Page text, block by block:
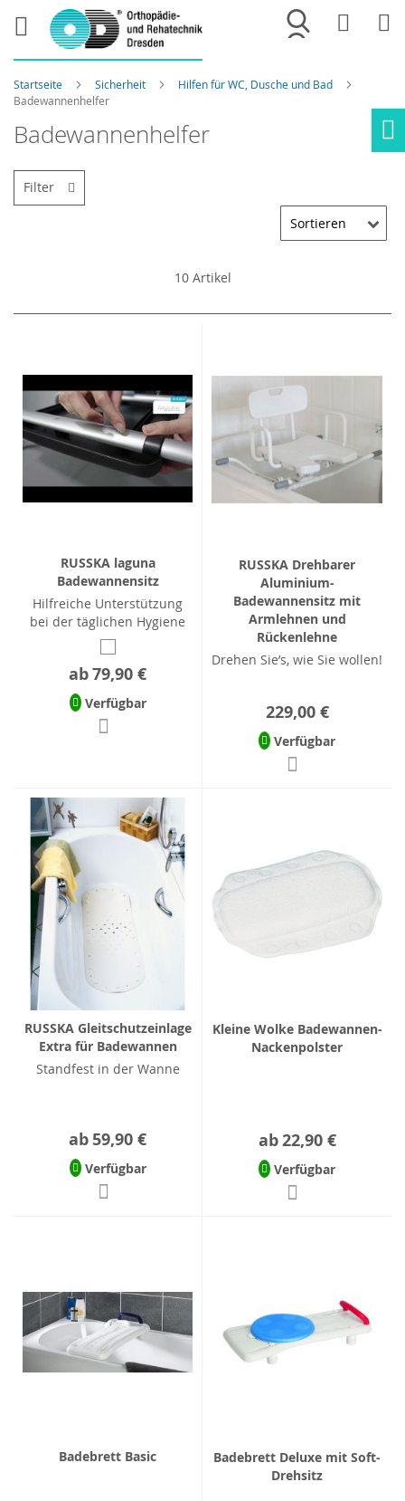
Merkliste
Startseite Sicherheit
Hilfen für WC, Dusche und Bad
Badewannenhelfer
Badewannenhelfer
10Artikel
RUSSKA laguna
Badewannensitz
Hilfreiche Unterstützung
bei der täglichen Hygiene
ab79,90 €
Verfügbar
RUSSKA Drehbarer
Aluminium-
Badewannensitz mit
Armlehnen und
Rückenlehne
Drehen Sie’s, wie Sie wollen!
229,00 €
Verfügbar
RUSSKA Gleitschutzeinlage
Extra für Badewannen
Standfest in der Wanne
ab 59,90 €
Verfügbar
Kleine Wolke Badewannen-
Nackenpolster
ab22,90 €
Verfügbar
Badebrett Basic
Badebrett Deluxe mit Soft-
Drehsitz
Filter